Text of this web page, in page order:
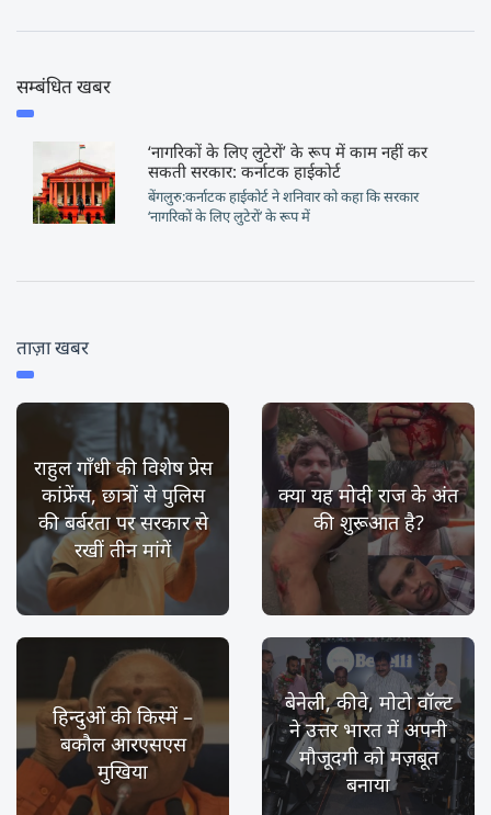
सम्बंधित खबर
‘नागरिकों के लिए लुटेरों’ के रूप में काम नहीं कर
सकती सरकार: कर्नाटक हाईकोर्ट
बेंगलुरु:कर्नाटक हाईकोर्ट ने शनिवार को कहा कि सरकार
‘नागरिकों के लिए लुटेरों’ के रूप में
ताज़ा खबर
राहुल गाँधी की विशेष प्रेस
कांफ्रेंस, छात्रों से पुलिस
की बर्बरता पर सरकार से
रखीं तीन मांगें
क्या यह मोदी राज के अंत
की शुरूआत है?
हिन्दुओं की किस्में –
बकौल आरएसएस
मुखिया
बेनेली, कीवे, मोटो वॉल्ट
ने उत्तर भारत में अपनी
मौजूदगी को मज़बूत
बनाया